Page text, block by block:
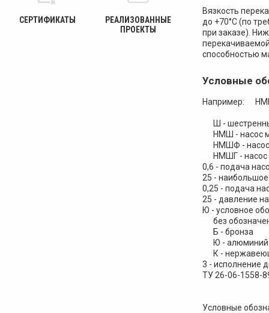
Вязкость
до +70°С (по
при заказе).
способностью
Условные
Например:
Ш -
НМШ - насос
НМШФ - насос
НМШГ - насос
0,6 - подача
25 -
0,25 - подача
25 - давление
Ю - условное
без
Б - бронза
Ю - алюминий
К -
3 - исполнение
ТУ 26-06-1558-
Условные
СЕРТИФИКАТЫ
РЕАЛИЗОВАННЫЕ
ПРОЕКТЫ